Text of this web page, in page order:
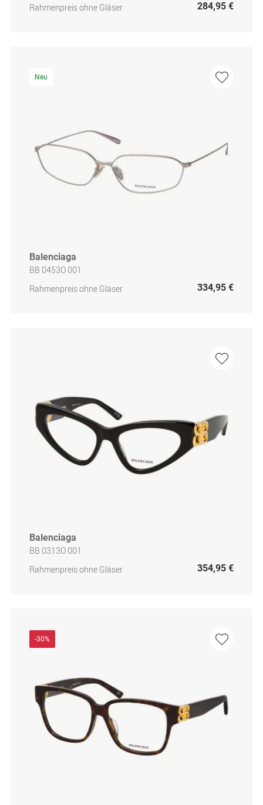
Rahmenpreis ohne Gläser
284,95 €
Neu
Balenciaga
BB 0453O 001
Rahmenpreis ohne Gläser
334,95 €
Balenciaga
BB 0313O 001
Rahmenpreis ohne Gläser
354,95 €
-30%